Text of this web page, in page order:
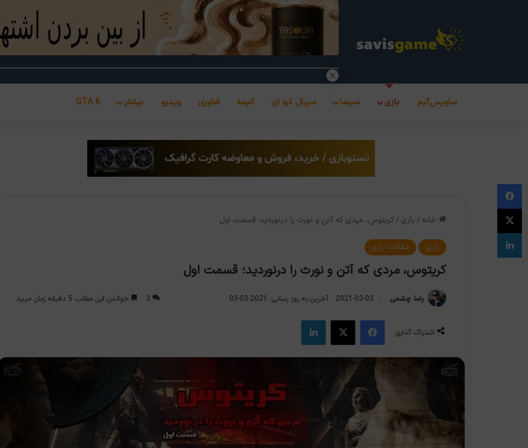
ساویس‌گیم بازی سینما سریال کره ای انیمه فناوری ویدیو بیشتر GTA 6
خانه / بازی /کریتوس، مردی که آتن و نورث را درنوردید؛ قسمت اول
بازی مقالات بازی
کریتوس، مردی که آتن و نورث را درنوردید؛ قسمت اول
رضا چشمی 2021-03-03 آخرین به روز رسانی: 2021-03-03 2 خواندن این مطلب 5 دقیقه زمان میبرد
اشتراک گذاری
فیس بوک X لینکدین
فیس بوک
X
لینکدین